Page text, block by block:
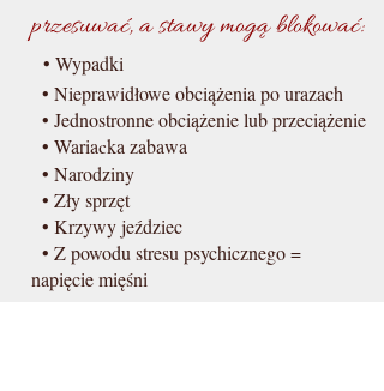
przesuwać, a stawy mogą blokować:
• Wypadki
• Nieprawidłowe obciążenia po urazach
• Jednostronne obciążenie lub przeciążenie
• Wariacka zabawa
• Narodziny
• Zły sprzęt
• Krzywy jeździec
• Z powodu stresu psychicznego =
napięcie mięśni